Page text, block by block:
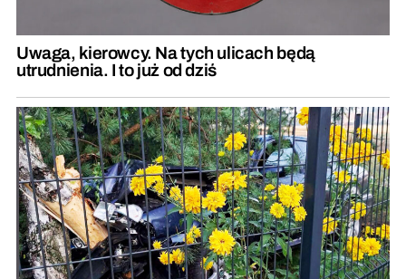
Uwaga, kierowcy. Na tych ulicach będą
utrudnienia. I to już od dziś